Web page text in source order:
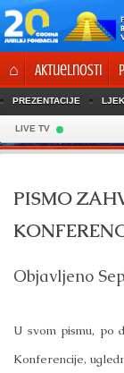
Skip
to
content
⌂ Aktuelnosti
PREZENTACIJE
LIVE TV
PISMO
Objavljeno
U svom pismu, po
Konferencije,